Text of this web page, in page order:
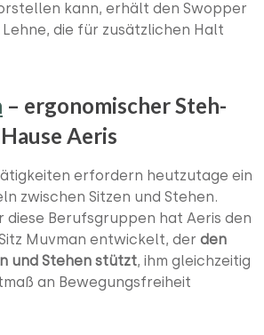
kann, erhält den Swopper
die für zusätzlichen Halt
– ergonomischer Steh-
Aeris
erfordern heutzutage ein
zwischen Sitzen und Stehen.
diese Berufsgruppen hat Aeris den
Muvman entwickelt, der den
und Stehen stützt, ihm gleichzeitig
an Bewegungsfreiheit